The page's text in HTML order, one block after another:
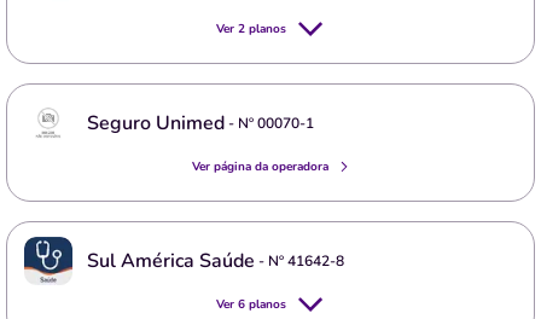
Ver 2 planos
Seguro Unimed- Nº00070-1
Ver página da operadora
Sul América Saúde - Nº41642-8
Ver 6 planos